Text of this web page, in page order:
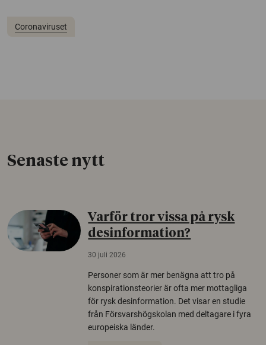
Coronaviruset
Senaste nytt
Varför tror vissa på rysk
desinformation?
30 juli 2026
Personer som är mer benägna att tro på
konspirationsteorier är ofta mer mottagliga
för rysk desinformation. Det visar en studie
från Försvarshögskolan med deltagare i fyra
europeiska länder.